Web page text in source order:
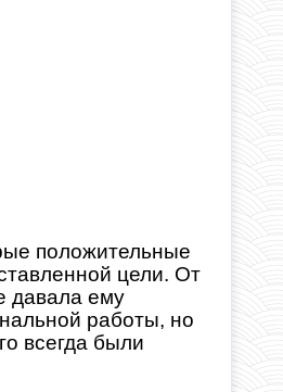
положительные
цели. От
давала ему
работы, но
всегда были